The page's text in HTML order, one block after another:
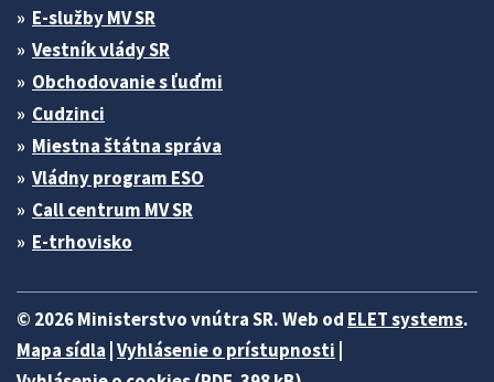
E-služby MV SR
Vestník vlády SR
Obchodovanie s ľuďmi
Cudzinci
Miestna štátna správa
Vládny program ESO
Call centrum MV SR
E-trhovisko
© 2026 Ministerstvo vnútra SR. Web od ELET systems.
Mapa sídla Vyhlásenie o prístupnosti